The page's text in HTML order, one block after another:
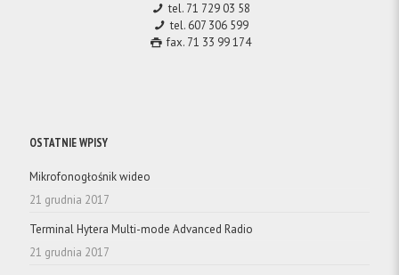
tel. 71 729 03 58
tel. 607 306 599
fax. 71 33 99 174
OSTATNIE WPISY
Mikrofonogłośnik wideo
21 grudnia 2017
Terminal Hytera Multi-mode Advanced Radio
21 grudnia 2017